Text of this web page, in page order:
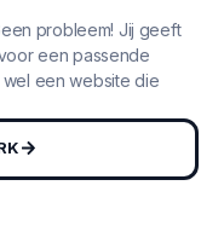
probleem! Jij geeft
een passende
een website die